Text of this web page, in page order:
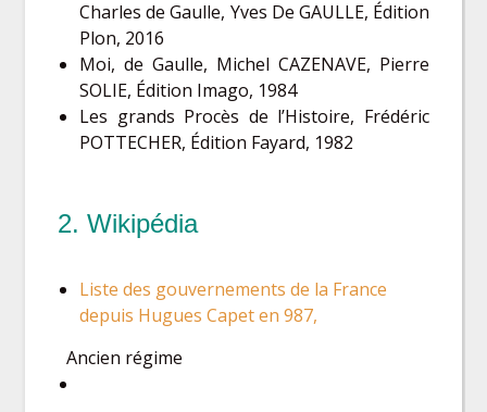
Charles de Gaulle, Yves De GAULLE, Édition
Plon, 2016
Moi, de Gaulle, Michel CAZENAVE, Pierre
SOLIE, Édition Imago, 1984
Les grands Procès de l’Histoire, Frédéric
POTTECHER, Édition Fayard, 1982
2. Wikipédia
Liste des gouvernements de la France
depuis Hugues Capet en 987,
Ancien régime